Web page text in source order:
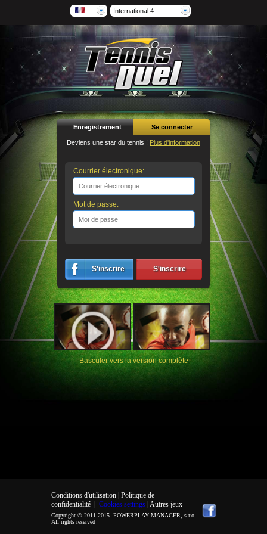
International 4
Enregistrement Se connecter
Deviens une star du tennis ! Plus d'information
Courrier électronique:
Mot de passe:
S'inscrire S'inscrire
Basculer vers la version complète
Conditions d'utilisation | Politique de
confidentialité| Cookies settings | Autres jeux
Copyright © 2011-2015- POWERPLAY MANAGER, s.r.o. -
All rights reserved